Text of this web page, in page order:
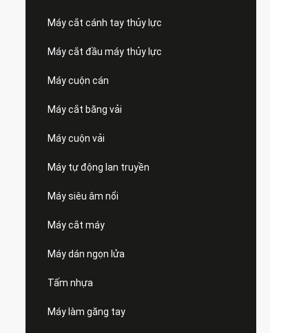
Máy cắt cánh tay thủy lực
Máy cắt đầu máy thủy lực
Máy cuộn cán
Máy cắt băng vải
Máy cuộn vải
Máy tự động lan truyền
Máy siêu âm nổi
Máy cắt máy
Máy dán ngọn lửa
Tấm nhựa
Máy làm găng tay